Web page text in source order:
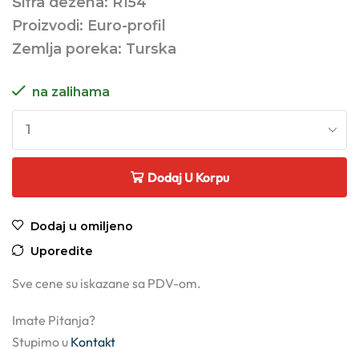
Proizvodi: Euro-profil
Zemlja poreka: Turska
na zalihama
Dodaj U Korpu
Dodaj u omiljeno
Uporedite
Sve cene su iskazane sa PDV-om.
Imate Pitanja?
Stupimo u Kontakt